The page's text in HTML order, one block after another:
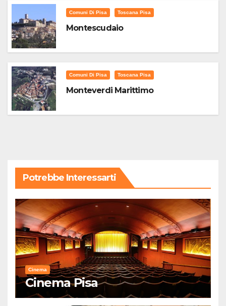
Comuni Di Pisa Toscana Pisa
Montescudaio
Comuni Di Pisa Toscana Pisa
Monteverdi Marittimo
Potrebbe Interessarti
Cinema
Cinema Pisa